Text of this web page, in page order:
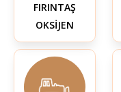
FIRINTAŞ
OKSİJEN